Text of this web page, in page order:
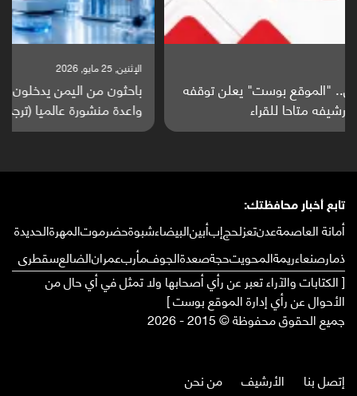
باحثون من اليمن يدخلون سباق أبحاث ألزهايمر بدراسة
واعدة منشورة عالميا (ترجمة)
تابع أخبار محافظتك:
أمانة العاصمةعدنتعزلحجإبأبينالبيضاءشبوةحضرموتالمهرةالحديدة
ذمارصنعاءريمةالمحويتحجةصعدةالجوفمأربعمرانالضالعسقطرى
[ الكتابات والآراء تعبر عن رأي أصحابها ولا تمثل في أي حال من
الأحوال عن رأي إدارة الموقع بوست ]
جميع الحقوق محفوظة © 2015 - 2026
إتصل بنا الأرشيف من نحن